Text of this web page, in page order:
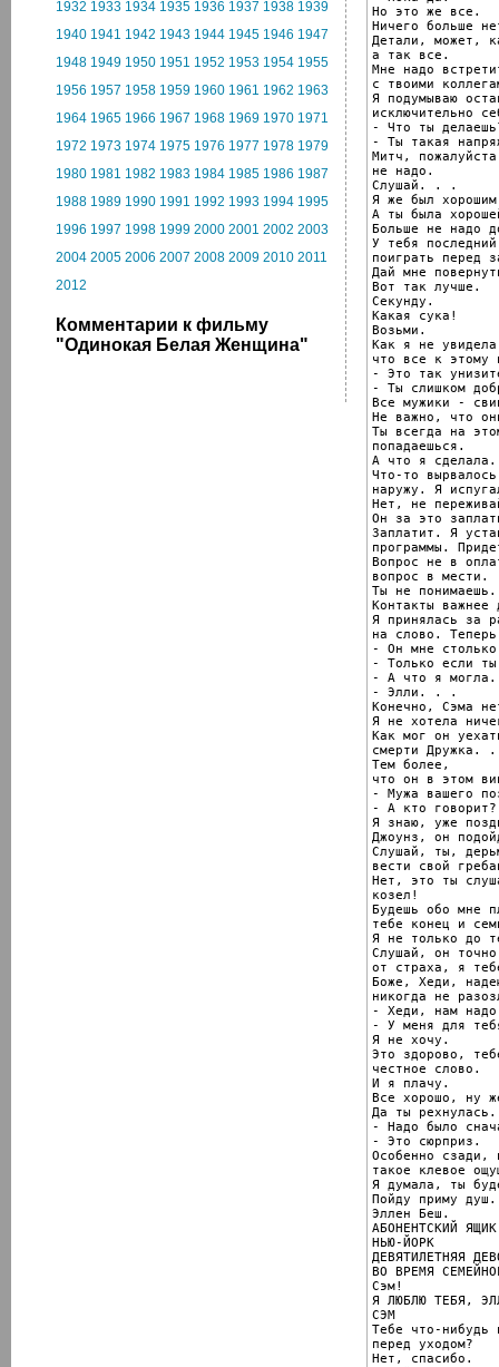
1932 1933 1934 1935 1936 1937 1938 1939
1940 1941 1942 1943 1944 1945 1946 1947
1948 1949 1950 1951 1952 1953 1954 1955
1956 1957 1958 1959 1960 1961 1962 1963
1964 1965 1966 1967 1968 1969 1970 1971
1972 1973 1974 1975 1976 1977 1978 1979
1980 1981 1982 1983 1984 1985 1986 1987
1988 1989 1990 1991 1992 1993 1994 1995
1996 1997 1998 1999 2000 2001 2002 2003
2004 2005 2006 2007 2008 2009 2010 2011
2012
Комментарии к фильму
"Одинокая Белая Женщина"
Но это же все.
Ничего больше
Детали, может,
а так все.
Мне надо
с твоими
Я подумываю
исключительно
- Что ты
- Ты такая
Митч,
не надо.
Слушай. . .
Я же был
А ты была
Больше не надо
У тебя
поиграть перед
Дай мне
Вот так лучше.
Секунду.
Какая сука!
Возьми.
Как я не
что все к этому
- Это так
- Ты слишком
Все мужики -
Не важно, что
Ты всегда на
попадаешься.
А что я
Что-то
наружу. Я
Нет, не
Он за это
Заплатит. Я
программы.
Вопрос не в
вопрос в мести.
Ты не понимаешь.
Контакты важнее
Я принялась за
на слово.
- Он мне
- Только если
- А что я
- Элли. . .
Конечно, Сэма
Я не хотела
Как мог он
смерти Дружка.
Тем более,
что он в этом
- Мужа вашего
- А кто говорит?
Я знаю, уже
Джоунз, он
Слушай, ты,
вести свой
Нет, это ты
козел!
Будешь обо мне
тебе конец и
Я не только до
Слушай, он точно
от страха, я
Боже, Хеди,
никогда не
- Хеди, нам надо
- У меня для
Я не хочу.
Это здорово,
честное слово.
И я плачу.
Все хорошо, ну
Да ты рехнулась.
- Надо было
- Это сюрприз.
Особенно сзади,
такое клевое
Я думала, ты
Пойду приму душ.
Эллен Беш.
АБОНЕНТСКИЙ
НЬЮ-ЙОРК
ДЕВЯТИЛЕТНЯЯ
ВО ВРЕМЯ
Сэм!
Я ЛЮБЛЮ ТЕБЯ,
СЭМ
Тебе что-нибудь
перед уходом?
Нет, спасибо.